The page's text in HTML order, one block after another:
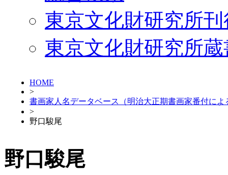
東京文化財研究所
東京文化財研究所
HOME
>
書画家人名データベース（明治大正期書画家番付によ
>
野口駿尾
野口駿尾